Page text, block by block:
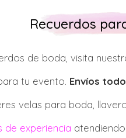
Recuerdos
de boda, visita
tu evento. Envíos
velas para boda,
de experiencia